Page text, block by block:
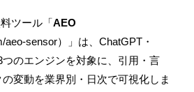
ツール「AEO
aeo-sensor）」は、ChatGPT・
のエンジンを対象に、引用・言
変動を業界別・日次で可視化しま